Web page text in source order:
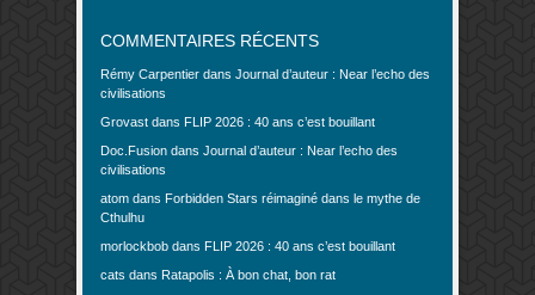
COMMENTAIRES RÉCENTS
Rémy Carpentier dans Journal d’auteur : Near l’echo des
civilisations
Grovast dans FLIP 2026 : 40 ans c’est bouillant
Doc.Fusion dans Journal d’auteur : Near l’echo des
civilisations
atom dans Forbidden Stars réimaginé dans le mythe de
Cthulhu
morlockbob dans FLIP 2026 : 40 ans c’est bouillant
cats dans Ratapolis : À bon chat, bon rat